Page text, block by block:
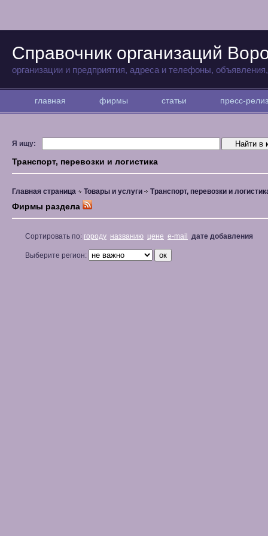
Справочник организаций
организации и предприятия, адреса и телефоны,
главная фирмы статьи пресс-
Я ищу:
Транспорт, перевозки и логистика
Главная страница Товары и услуги Транспорт, перевозки и
Фирмы раздела
Сортировать по: городу названию цене e-mail дате добавления
Выберите регион: